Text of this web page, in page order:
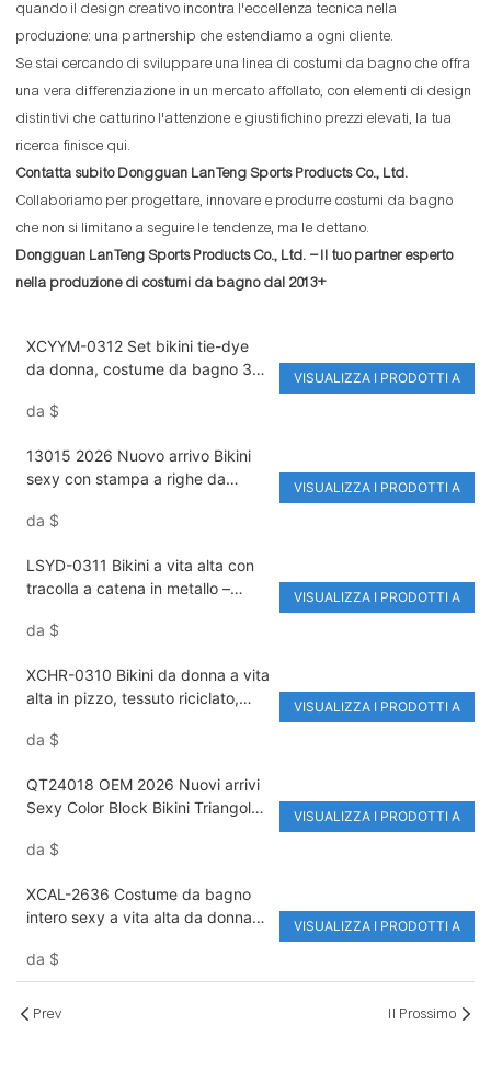
quando il design creativo incontra l'eccellenza tecnica nella
produzione: una partnership che estendiamo a ogni cliente.
Se stai cercando di sviluppare una linea di costumi da bagno che offra
una vera differenziazione in un mercato affollato, con elementi di design
distintivi che catturino l'attenzione e giustifichino prezzi elevati, la tua
ricerca finisce qui.
Contatta subito Dongguan LanTeng Sports Products Co., Ltd.
Collaboriamo per progettare, innovare e produrre costumi da bagno
che non si limitano a seguire le tendenze, ma le dettano.
Dongguan LanTeng Sports Products Co., Ltd. – Il tuo partner esperto
nella produzione di costumi da bagno dal 2013+
XCYYM-0312 Set bikini tie-dye
da donna, costume da bagno 3
brasiliano a vita alta
da $
VISUALIZZA I PRODOTTI A
13015 2026 Nuovo arrivo Bikini
sexy con stampa a righe da
pezzi con perizoma e lacci senza
spiaggia ecologico anti-UV con
logo personalizzato
da $
VISUALIZZA I PRODOTTI A
LSYD-0311 Bikini a vita alta con
tracolla a catena in metallo –
donna in nylon e spandex di alta
da $
VISUALIZZA I PRODOTTI A
XCHR-0310 Bikini da donna a vita
alta in pizzo, tessuto riciclato,
pezzi
da $
VISUALIZZA I PRODOTTI A
QT24018 OEM 2026 Nuovi arrivi
Sexy Color Block Bikini Triangolo
bagno ad asciugatura rapida con
da $
VISUALIZZA I PRODOTTI A
XCAL-2636 Costume da bagno
intero sexy a vita alta da donna
traspirante, ad asciugatura
rapida, per spiaggia, sorgenti
termali
da $
VISUALIZZA I PRODOTTI A
Prev Il Prossimo